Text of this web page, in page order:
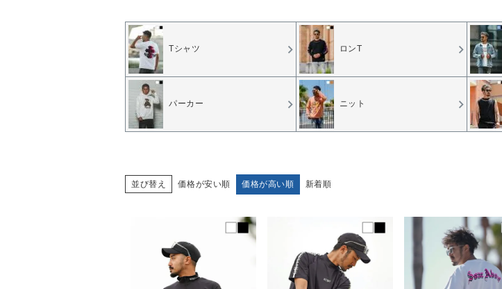
Tシャツ ロンT
パーカー ニット
並び替え 価格が安い順 価格が高い順 新着順